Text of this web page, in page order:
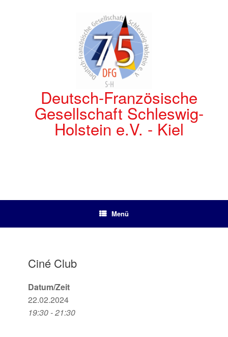
Deutsch-Französische
Gesellschaft Schleswig-
Holstein e.V. - Kiel
Menü
Ciné Club
Datum/Zeit
22.02.2024
19:30 - 21:30